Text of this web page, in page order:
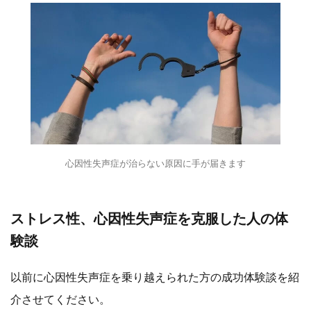
心因性失声症が治らない原因に手が届きます
ストレス性、心因性失声症を克服した人の体
験談
以前に心因性失声症を乗り越えられた方の成功体験談を紹
介させてください。